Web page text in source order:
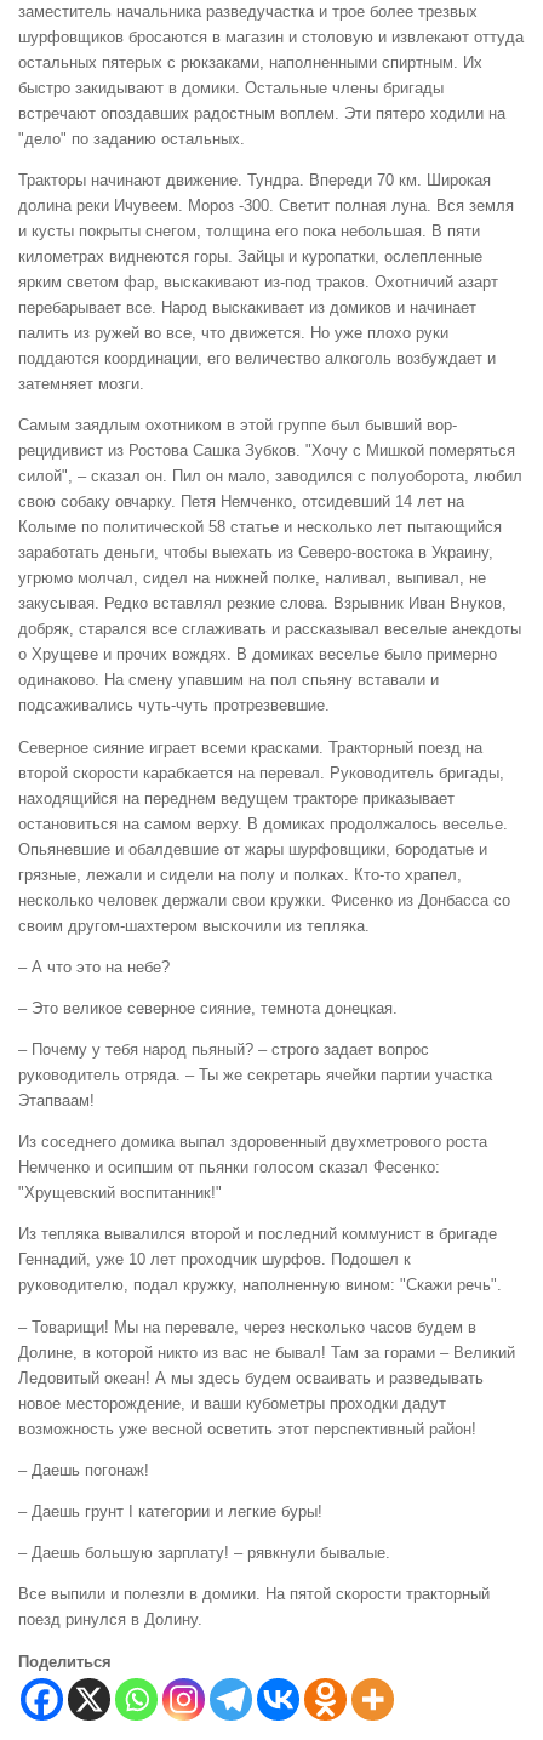
заместитель начальника разведучастка и трое более трезвых
шурфовщиков бросаются в магазин и столовую и извлекают оттуда
остальных пятерых с рюкзаками, наполненными спиртным. Их
быстро закидывают в домики. Остальные члены бригады
встречают опоздавших радостным воплем. Эти пятеро ходили на
"дело" по заданию остальных.
Тракторы начинают движение. Тундра. Впереди 70 км. Широкая
долина реки Ичувеем. Мороз -300. Светит полная луна. Вся земля
и кусты покрыты снегом, толщина его пока небольшая. В пяти
километрах виднеются горы. Зайцы и куропатки, ослепленные
ярким светом фар, выскакивают из-под траков. Охотничий азарт
перебарывает все. Народ выскакивает из домиков и начинает
палить из ружей во все, что движется. Но уже плохо руки
поддаются координации, его величество алкоголь возбуждает и
затемняет мозги.
Самым заядлым охотником в этой группе был бывший вор-
рецидивист из Ростова Сашка Зубков. "Хочу с Мишкой померяться
силой", – сказал он. Пил он мало, заводился с полуоборота, любил
свою собаку овчарку. Петя Немченко, отсидевший 14 лет на
Колыме по политической 58 статье и несколько лет пытающийся
заработать деньги, чтобы выехать из Северо-востока в Украину,
угрюмо молчал, сидел на нижней полке, наливал, выпивал, не
закусывая. Редко вставлял резкие слова. Взрывник Иван Внуков,
добряк, старался все сглаживать и рассказывал веселые анекдоты
о Хрущеве и прочих вождях. В домиках веселье было примерно
одинаково. На смену упавшим на пол спьяну вставали и
подсаживались чуть-чуть протрезвевшие.
‌Северное сияние играет всеми красками. Тракторный поезд на
второй скорости карабкается на перевал. Руководитель бригады,
находящийся на переднем ведущем тракторе приказывает
остановиться на самом верху. В домиках продолжалось веселье.
Опьяневшие и обалдевшие от жары шурфовщики, бородатые и
грязные, лежали и сидели на полу и полках. Кто-то храпел,
несколько человек держали свои кружки. Фисенко из Донбасса со
своим другом-шахтером выскочили из тепляка.
– А что это на небе?
– Это великое северное сияние, темнота донецкая.
– Почему у тебя народ пьяный? – строго задает вопрос
руководитель отряда. – Ты же секретарь ячейки партии участка
Этапваам!
Из соседнего домика выпал здоровенный двухметрового роста
Немченко и осипшим от пьянки голосом сказал Фесенко:
"Хрущевский воспитанник!"
Из тепляка вывалился второй и последний коммунист в бригаде
Геннадий, уже 10 лет проходчик шурфов. Подошел к
руководителю, подал кружку, наполненную вином: "Скажи речь".
– Товарищи! Мы на перевале, через несколько часов будем в
Долине, в которой никто из вас не бывал! Там за горами – Великий
Ледовитый океан! А мы здесь будем осваивать и разведывать
новое месторождение, и ваши кубометры проходки дадут
возможность уже весной осветить этот перспективный район!
– Даешь погонаж!
– Даешь грунт I категории и легкие буры!
– Даешь большую зарплату! – рявкнули бывалые.
Все выпили и полезли в домики. На пятой скорости тракторный
поезд ринулся в Долину.
Поделиться